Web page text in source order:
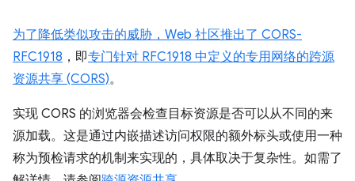
为了降低类似攻击的威胁，Web 社区推出了 CORS-
RFC1918 ，即专门针对 RFC1918 中定义的专用网络的跨源
资源共享 (CORS)。
实现 CORS 的浏览器会检查目标资源是否可以从不同的来
源加载。这是通过内嵌描述访问权限的额外标头或使用一种
称为预检请求的机制来实现的，具体取决于复杂性。如需了